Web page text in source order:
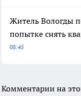
Житель Вологды
попытке снять
08:45
Комментарии на